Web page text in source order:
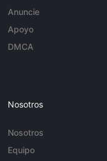
Anuncie
Apoyo
DMCA
Nosotros
Nosotros
Equipo